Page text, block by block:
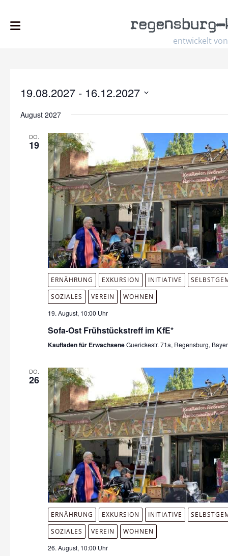
entwickelt von
regensburg–
19.08.2027 - 16.12.2027
wählen.
August 2027
DO.
19
ERNÄHRUNG EXKURSION INITIATIVE
SOZIALES
VEREIN
WOHNEN
19. August, 10:00 Uhr
Sofa-Ost Frühstückstreff im KfE*
Kaufladen für ErwachseneGuerickestr. 71a, Regensburg,
DO.
26
ERNÄHRUNG EXKURSION INITIATIVE
SOZIALES
VEREIN
WOHNEN
26. August, 10:00 Uhr